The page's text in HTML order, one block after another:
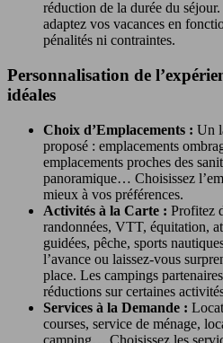
réduction de la durée du
adaptez vos vacances en
pénalités ni contraintes.
Personnalisation de
idéales
Choix d’Emplacements : Un
proposé : emplacements
emplacements proches des
panoramique… Choisissez
mieux à vos préférences.
Activités à la Carte : Profitez
randonnées, VTT, équitation,
guidées, pêche, sports
l’avance ou laissez-vous
place. Les campings
réductions sur certaines
Services à la Demande :
courses, service de ménage,
camping… Choisissez les